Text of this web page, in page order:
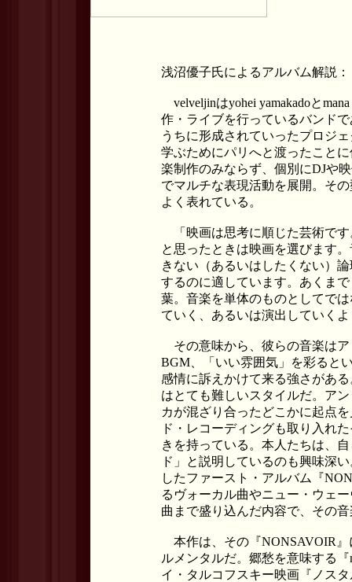
浅沼優子氏によるアルバム解説：
velveljinはyohei yamakadoと
作・ライブを行っているバンド
うちに形成されていったプロジ
学ぶためにパリへと渡ったこと
楽制作のみならず、個別にDJや
でマルチな表現活動を展開。そ
よく表れている。
「映画は思考に順じた芸術で
と思ったときは映画を選びます
きない（あるいはしたくない）
するのに適しています。あくま
葉。音楽を単体のものとしてで
ていく、あるいは演出していく
その意味から、彼らの音楽は
BGM、「いい雰囲気」を彩ると
感情に訴えかけて来る強さがあ
はとても難しいスタイルだ。ア
カが混ざり合ったどこかに起点
ド・レコーディングも取り入れ
きを持っている。本人たちは、
ド」と説明しているのも興味深
したファースト・アルバム『
るヴォーカル曲やニュー・ウェ
曲まで盛り込んだ内容で、その
本作は、その『NONSAVOIR
ルメンタルだ。郷愁を意味する
イ・タルコフスキー映画『ノス